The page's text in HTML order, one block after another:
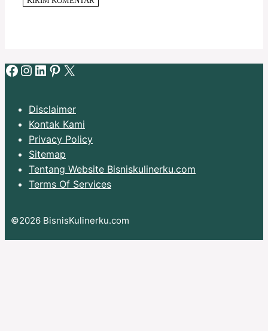
Facebook
Instagram
LinkedIn
Pinterest
X
Disclaimer
Kontak Kami
Privacy Policy
Sitemap
Tentang Website Bisniskulinerku.com
Terms Of Services
©2026 BisnisKulinerku.com